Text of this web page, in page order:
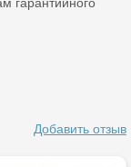
гарантийного
Добавить отзыв